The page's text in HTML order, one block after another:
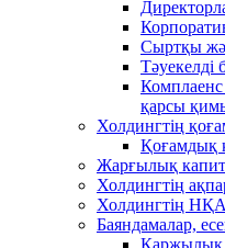
Сыртқы
Тәуекелді
қарсы
Холдингтің
Қоғамдық
Жарғылық
Холдингтің
Холдингтің
Баяндамалар,
Қаржылық